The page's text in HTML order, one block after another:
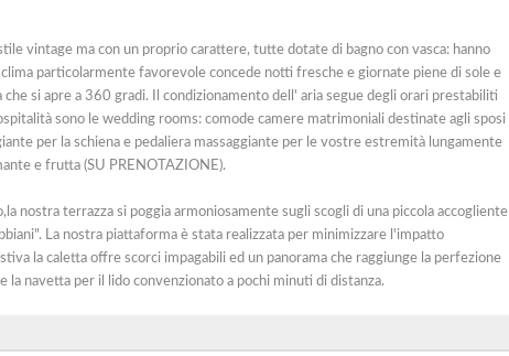
vintage ma con un proprio carattere, tutte dotate di bagno con vasca: hanno
particolarmente favorevole concede notti fresche e giornate piene di sole e
si apre a 360 gradi. Il condizionamento dell' aria segue degli orari prestabiliti
sono le wedding rooms: comode camere matrimoniali destinate agli sposi
per la schiena e pedaliera massaggiante per le vostre estremità lungamente
e frutta (SU PRENOTAZIONE).
nostra terrazza si poggia armoniosamente sugli scogli di una piccola accogliente
La nostra piattaforma è stata realizzata per minimizzare l'impatto
la caletta offre scorci impagabili ed un panorama che raggiunge la perfezione
navetta per il lido convenzionato a pochi minuti di distanza.